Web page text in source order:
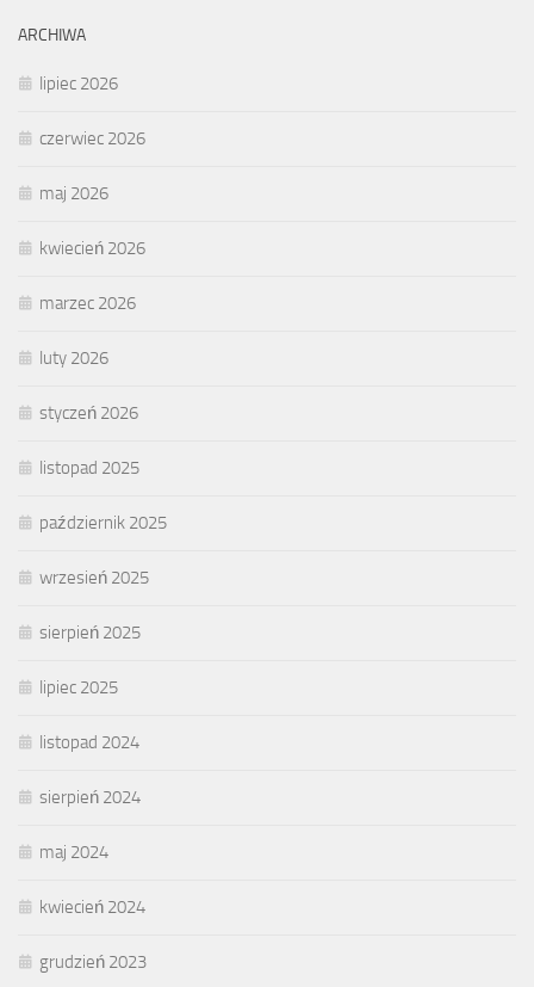
ARCHIWA
lipiec 2026
czerwiec 2026
maj 2026
kwiecień 2026
marzec 2026
luty 2026
styczeń 2026
listopad 2025
październik 2025
wrzesień 2025
sierpień 2025
lipiec 2025
listopad 2024
sierpień 2024
maj 2024
kwiecień 2024
grudzień 2023